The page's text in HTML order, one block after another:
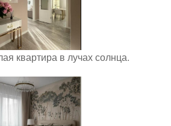
квартира в лучах солнца.